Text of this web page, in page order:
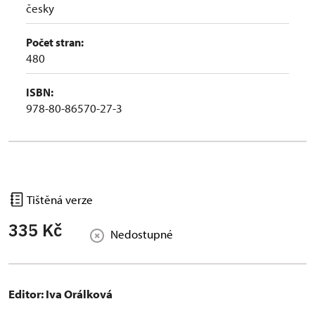
česky
Počet stran:
480
ISBN:
978-80-86570-27-3
Tištěná verze
335 Kč Nedostupné
Editor: Iva Orálková